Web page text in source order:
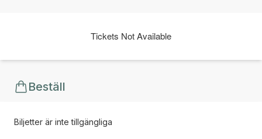
Tickets Not Available
Beställ
Biljetter är inte tillgängliga